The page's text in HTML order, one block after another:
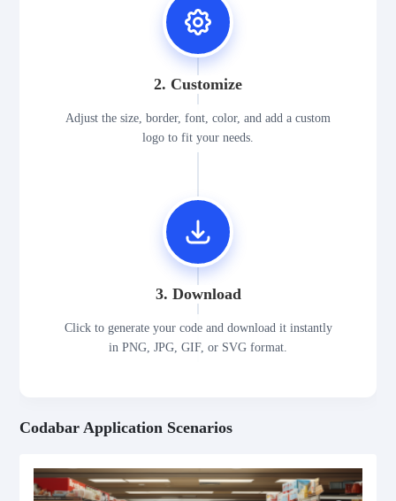
2. Customize
Adjust the size, border, font, color, and add a custom
logo to fit your needs.
3. Download
Click to generate your code and download it instantly
in PNG, JPG, GIF, or SVG format.
Codabar Application Scenarios